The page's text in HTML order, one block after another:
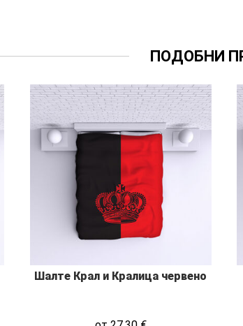
ПОДОБНИ
Шалте Крал и Кралица червено